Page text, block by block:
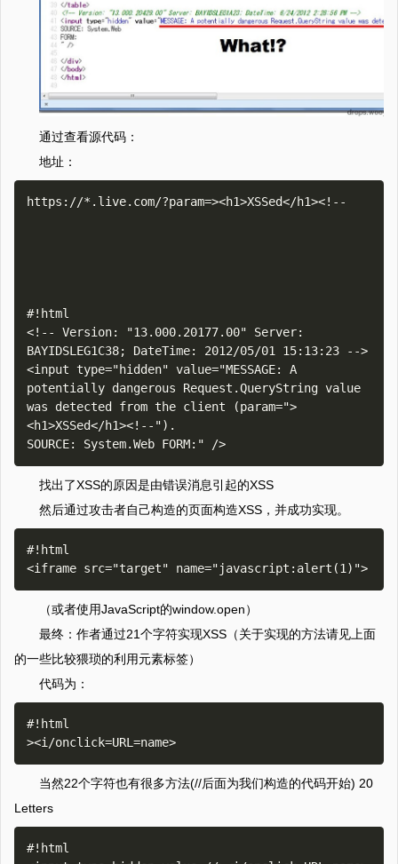
通过查看源代码：
地址：
https://*.live.com/?param=><h1>XSSed</h1><!--
#!html
<!-- Version: "13.000.20177.00" Server:
BAYIDSLEG1C38; DateTime: 2012/05/01 15:13:23 -->
<input type="hidden" value="MESSAGE: A
potentially dangerous Request.QueryString value
was detected from the client (param=">
<h1>XSSed</h1><!--").
找出了XSS的原因是由错误消息引起的XSS
然后通过攻击者自己构造的页面构造XSS，并成功实现。
#!html
（或者使用JavaScript的window.open）
最终：作者通过21个字符实现XSS（关于实现的方法请见上面
的一些比较猥琐的利用元素标签）
代码为：
#!html
当然22个字符也有很多方法(//后面为我们构造的代码开始) 20
Letters
#!html